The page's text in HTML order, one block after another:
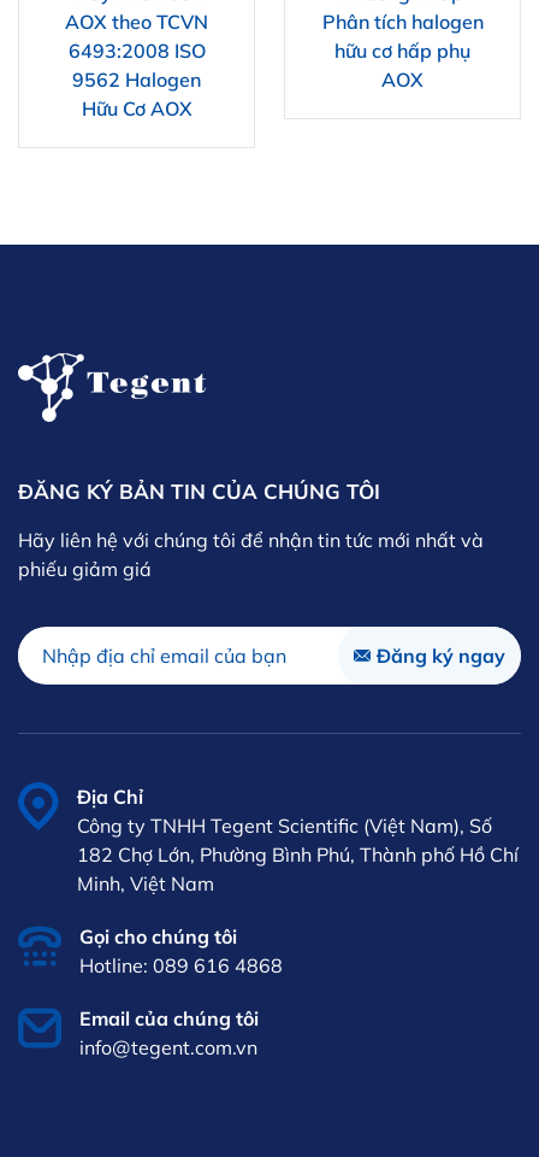
AOX theo TCVN
6493:2008 ISO
9562 Halogen
Hữu Cơ AOX
Phân tích halogen
hữu cơ hấp phụ
AOX
ĐĂNG KÝ BẢN TIN CỦA CHÚNG TÔI
Hãy liên hệ với chúng tôi để nhận tin tức mới nhất và
phiếu giảm giá
Địa Chỉ
Công ty TNHH Tegent Scientific (Việt Nam), Số
182 Chợ Lớn, Phường Bình Phú, Thành phố Hồ Chí
Minh, Việt Nam
Gọi cho chúng tôi
Hotline: 089 616 4868
Email của chúng tôi
info@tegent.com.vn